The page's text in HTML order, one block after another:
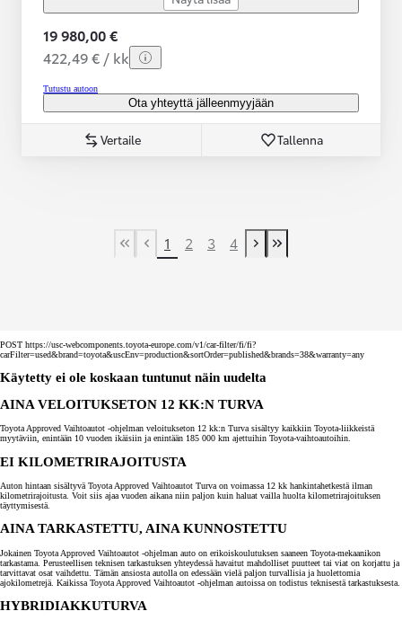
19 980,00 €
422,49 € / kk
Tutustu autoon
Ota yhteyttä jälleenmyyjään
Vertaile Tallenna
First Page
Previous page
1 2 3 4
Next page
Last Page
POST https://usc-webcomponents.toyota-europe.com/v1/car-filter/fi/fi?
carFilter=used&brand=toyota&uscEnv=production&sortOrder=published&brands=38&warranty=any
Käytetty ei ole koskaan tuntunut näin uudelta
AINA VELOITUKSETON 12 KK:N TURVA
Toyota Approved Vaihtoautot -ohjelman veloitukseton 12 kk:n Turva sisältyy kaikkiin Toyota-liikkeistä
myytäviin, enintään 10 vuoden ikäisiin ja enintään 185 000 km ajettuihin Toyota-vaihtoautoihin.
EI KILOMETRIRAJOITUSTA
Auton hintaan sisältyvä Toyota Approved Vaihtoautot Turva on voimassa 12 kk hankintahetkestä ilman
kilometrirajoitusta. Voit siis ajaa vuoden aikana niin paljon kuin haluat vailla huolta kilometrirajoituksen
täyttymisestä.
AINA TARKASTETTU, AINA KUNNOSTETTU
Jokainen Toyota Approved Vaihtoautot -ohjelman auto on erikoiskoulutuksen saaneen Toyota-mekaanikon
tarkastama. Perusteellisen teknisen tarkastuksen yhteydessä havaitut mahdolliset puutteet tai viat on korjattu ja
tarvittavat osat vaihdettu. Tämän ansiosta autolla on edessään vielä paljon turvallisia ja huolettomia
ajokilometrejä. Kaikissa Toyota Approved Vaihtoautot -ohjelman autoissa on todistus teknisestä tarkastuksesta.
HYBRIDIAKKUTURVA